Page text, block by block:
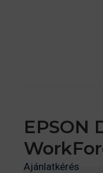
EPSON
Ajánlatkérés